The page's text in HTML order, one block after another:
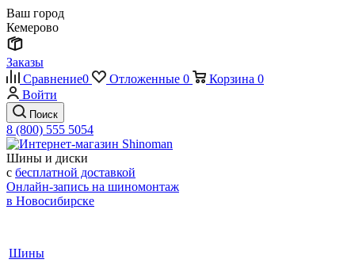
Ваш город
Кемерово
Заказы
Сравнение0 Отложенные 0 Корзина 0
Войти
Поиск
8 (800) 555 5054
Шины и диски
с бесплатной доставкой
Онлайн-запись на шиномонтаж
в Новосибирске
Шины